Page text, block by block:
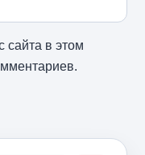
сайта в этом